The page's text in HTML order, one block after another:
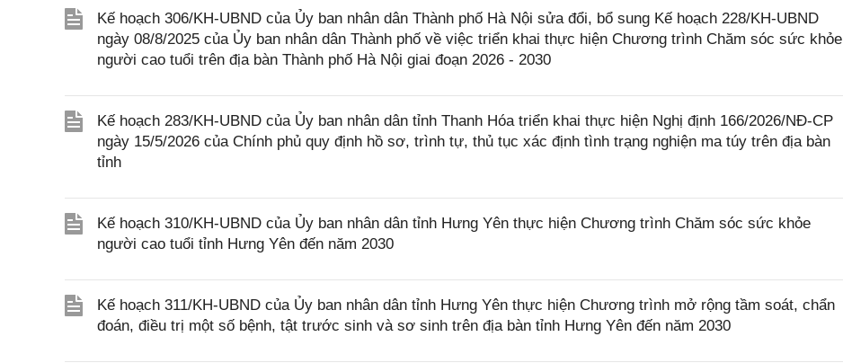
Kế hoạch 306/KH-UBND của Ủy ban nhân dân Thành phố Hà Nội sửa đổi, bổ sung Kế hoạch 228/KH-UBND
ngày 08/8/2025 của Ủy ban nhân dân Thành phố về việc triển khai thực hiện Chương trình Chăm sóc sức khỏe
người cao tuổi trên địa bàn Thành phố Hà Nội giai đoạn 2026 - 2030
Kế hoạch 283/KH-UBND của Ủy ban nhân dân tỉnh Thanh Hóa triển khai thực hiện Nghị định 166/2026/NĐ-CP
ngày 15/5/2026 của Chính phủ quy định hồ sơ, trình tự, thủ tục xác định tình trạng nghiện ma túy trên địa bàn
tỉnh
Kế hoạch 310/KH-UBND của Ủy ban nhân dân tỉnh Hưng Yên thực hiện Chương trình Chăm sóc sức khỏe
người cao tuổi tỉnh Hưng Yên đến năm 2030
Kế hoạch 311/KH-UBND của Ủy ban nhân dân tỉnh Hưng Yên thực hiện Chương trình mở rộng tầm soát, chẩn
đoán, điều trị một số bệnh, tật trước sinh và sơ sinh trên địa bàn tỉnh Hưng Yên đến năm 2030